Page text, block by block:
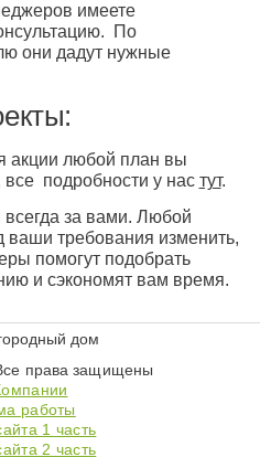
имеете
По
они дадут нужные
акции любой план вы
все подробности у нас тут.
за вами. Любой
ваши требования изменить,
помогут подобрать
и сэкономят вам время.
права защищены
работы
1 часть
2 часть